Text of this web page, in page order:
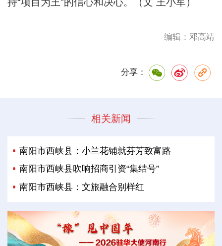
编辑：邓高靖
分享：
相关新闻
南阳市西峡县：小兰花铺就芬芳致富路
南阳市西峡县吹响招商引资“集结号”
南阳市西峡县：文旅融合别样红